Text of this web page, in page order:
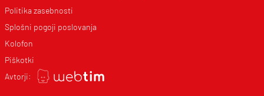
Politika zasebnosti
Splošni pogoji poslovanja
Kolofon
Piškotki
Avtorji: